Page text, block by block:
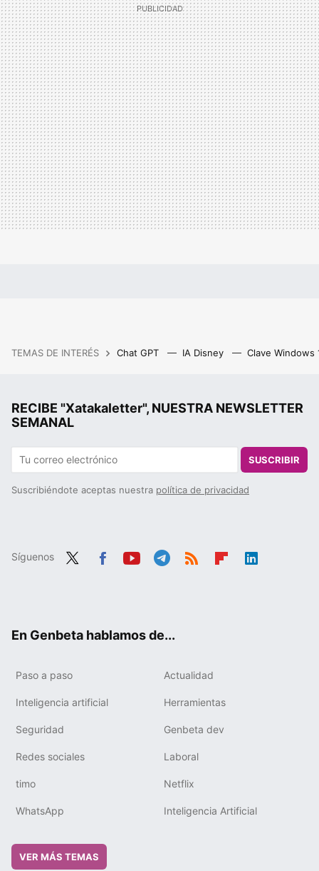
TEMAS DE INTERÉS Chat GPT IA Disney Clave Windows
RECIBE "Xatakaletter", NUESTRA NEWSLETTER
SEMANAL
SUSCRIBIR
Suscribiéndote aceptas nuestra política de privacidad
Síguenos
En Genbeta hablamos de...
Paso a paso Actualidad
Inteligencia artificial Herramientas
Seguridad Genbeta dev
Redes sociales Laboral
timo Netflix
WhatsApp Inteligencia Artificial
VER MÁS TEMAS